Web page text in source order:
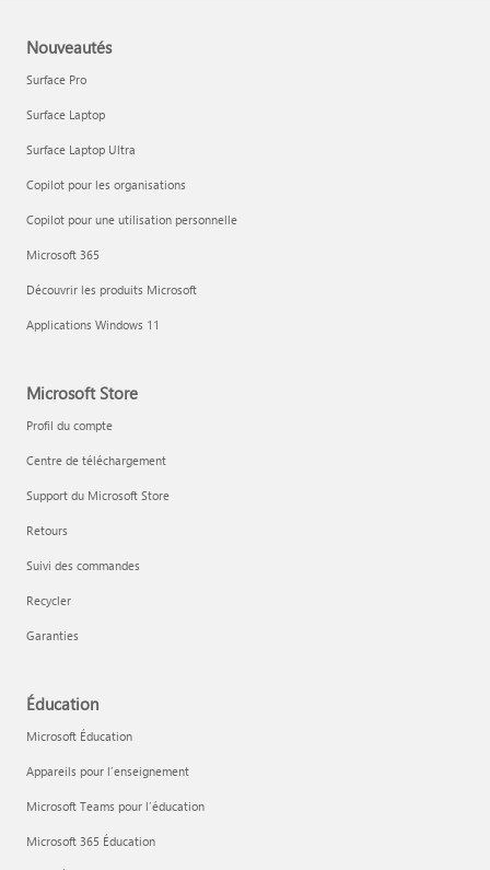
Nouveautés
Surface Pro
Surface Laptop
Surface Laptop Ultra
Copilot pour les organisations
Copilot pour une utilisation personnelle
Microsoft 365
Découvrir les produits Microsoft
Applications Windows 11
Microsoft Store
Profil du compte
Centre de téléchargement
Support du Microsoft Store
Retours
Suivi des commandes
Recycler
Garanties
Éducation
Microsoft Éducation
Appareils pour l’enseignement
Microsoft Teams pour l’éducation
Microsoft 365 Éducation